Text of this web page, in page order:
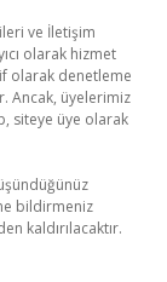
ve İletişim
olarak hizmet
olarak denetleme
Ancak, üyelerimiz
siteye üye olarak
bildirmeniz
kaldırılacaktır.